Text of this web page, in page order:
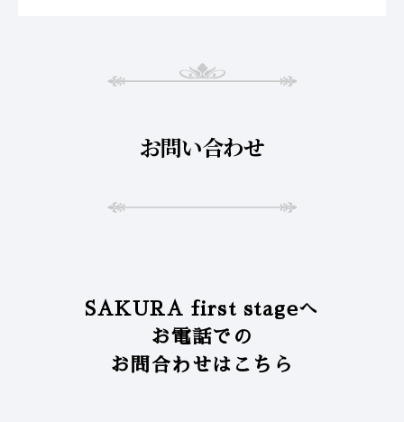
お問い合わせ
SAKURA first stageへ
お電話での
お問合わせはこちら